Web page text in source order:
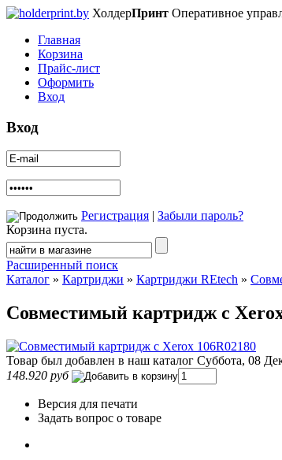
ХолдерПринт Оперативное
Главная
Корзина
Прайс-лист
Оформить
Вход
Вход
Регистрация | Забыли пароль?
Корзина пуста.
Расширенный поиск
Каталог » Картриджи » Картриджи REtech »
Совместимый картридж с
Товар был добавлен в наш каталог Суббота, 08
148.920 руб
Версия для печати
Задать вопрос о товаре